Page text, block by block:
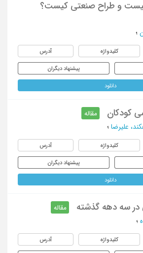
و طراح صنعتی کیست؟
؛
کلیدواژه آدرس
پیشنهاد دیگران
دانلود
کودکان
مقاله
علیرضا ؛
کلیدواژه آدرس
پیشنهاد دیگران
دانلود
سه دهه گذشته
مقاله
؛
کلیدواژه آدرس